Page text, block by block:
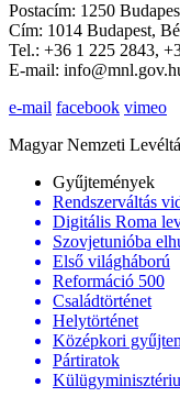
Postacím: 1250
Cím: 1014 Budapest,
Tel.: +36 1 225 2843,
E-mail:
e-mail facebook vimeo
Magyar Nemzeti
Gyűjtemények
Rendszerváltás
Digitális Roma
Szovjetunióba
Első világháború
Reformáció 500
Családtörténet
Helytörténet
Középkori
Pártiratok